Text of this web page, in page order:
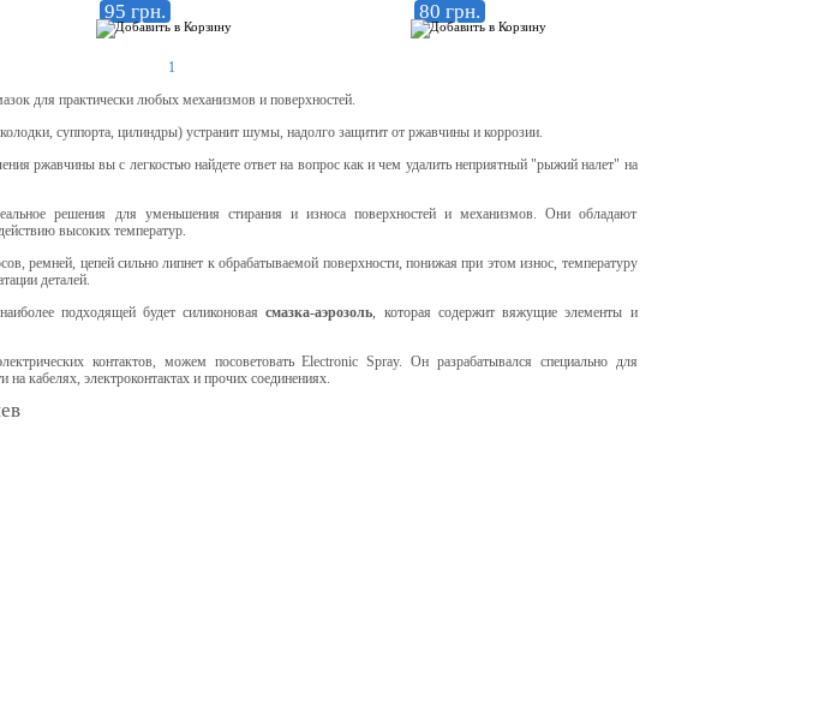
95 грн. 80 грн.
1
для практически любых механизмов и поверхностей.
суппорта, цилиндры) устранит шумы, надолго защитит от ржавчины и коррозии.
ржавчины вы с легкостью найдете ответ на вопрос как и чем удалить неприятный "рыжий налет" на
решения для уменьшения стирания и износа поверхностей и механизмов. Они обладают
высоких температур.
ремней, цепей сильно липнет к обрабатываемой поверхности, понижая при этом износ, температуру
деталей.
подходящей будет силиконоваясмазка-аэрозоль, которая содержит вяжущие элементы и
контактов, можем посоветовать Electronic Spray. Он разрабатывался специально для
кабелях, электроконтактах и прочих соединениях.